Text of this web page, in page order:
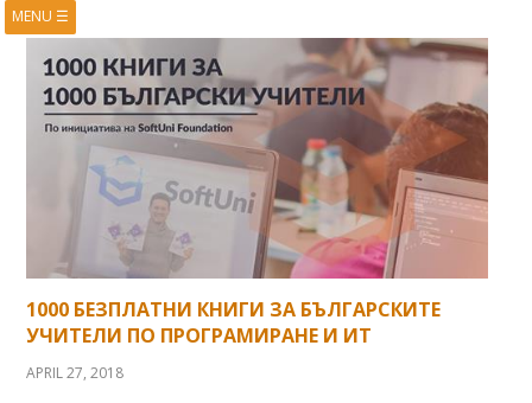
MENU ☰
ABOUT
BOOKS
COURSES
VIDEOS
PRESENTATIONS
RESEARCH
PUBLICATIONS
CONTACTS
RSS FEED
1000 БЕЗПЛАТНИ КНИГИ ЗА БЪЛГАРСКИТЕ
УЧИТЕЛИ ПО ПРОГРАМИРАНЕ И ИТ
APRIL 27, 2018